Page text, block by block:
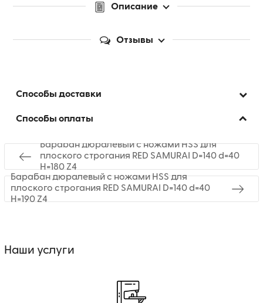
Описание
Отзывы
Способы доставки
Способы оплаты
Барабан дюралевый с ножами HSS для
плоского строгания RED SAMURAI D=140 d=40
H=180 Z4
Барабан дюралевый с ножами HSS для
плоского строгания RED SAMURAI D=140 d=40
H=190 Z4
Наши услуги